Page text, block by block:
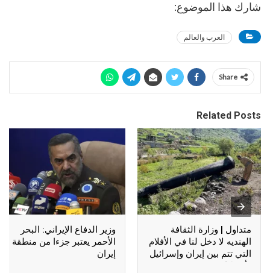
شارك هذا الموضوع:
العرب والعالم
Share
Related Posts
متداول | وزارة الثقافة
الهنديه لا دخل لنا في الأفلام
التي تتم بين إيران وإسرائيل
وزير الدفاع الإيراني: البحر
الأحمر يعتبر جزءا من منطقة
إيران